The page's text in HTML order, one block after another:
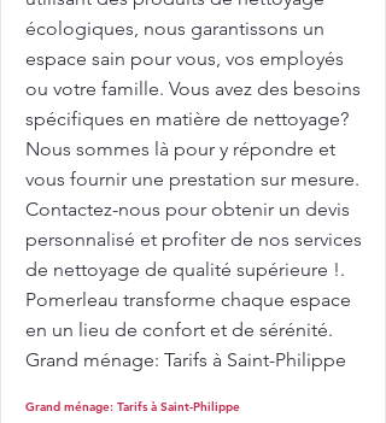
écologiques, nous garantissons un
espace sain pour vous, vos employés
ou votre famille. Vous avez des besoins
spécifiques en matière de nettoyage?
Nous sommes là pour y répondre et
vous fournir une prestation sur mesure.
Contactez-nous pour obtenir un devis
personnalisé et profiter de nos services
de nettoyage de qualité supérieure !.
Pomerleau transforme chaque espace
en un lieu de confort et de sérénité.
Grand ménage: Tarifs à Saint-Philippe
Grand ménage: Tarifs à Saint-Philippe